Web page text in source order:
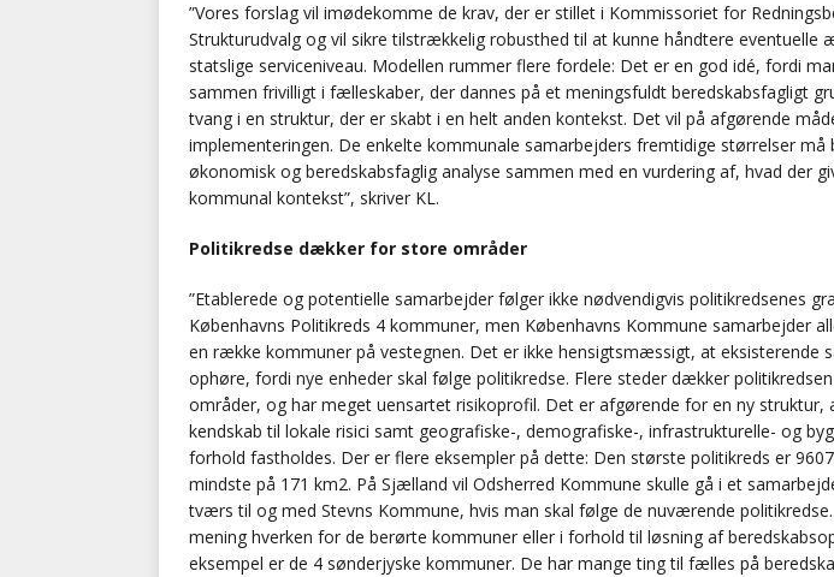
”Vores forslag vil imødekomme de krav, der er stillet i Kommissoriet for
Strukturudvalg og vil sikre tilstrækkelig robusthed til at kunne håndtere eventuelle
statslige serviceniveau. Modellen rummer flere fordele: Det er en god idé, fordi
sammen frivilligt i fælleskaber, der dannes på et meningsfuldt beredskabsfagligt
tvang i en struktur, der er skabt i en helt anden kontekst. Det vil på afgørende
implementeringen. De enkelte kommunale samarbejders fremtidige størrelser må
økonomisk og beredskabsfaglig analyse sammen med en vurdering af, hvad der
kommunal kontekst”, skriver KL.
Politikredse dækker for store områder
”Etablerede og potentielle samarbejder følger ikke nødvendigvis politikredsenes
Københavns Politikreds 4 kommuner, men Københavns Kommune samarbejder
en række kommuner på vestegnen. Det er ikke hensigtsmæssigt, at eksisterende
ophøre, fordi nye enheder skal følge politikredse. Flere steder dækker
områder, og har meget uensartet risikoprofil. Det er afgørende for en ny
kendskab til lokale risici samt geografiske-, demografiske-, infrastrukturelle- og
forhold fastholdes. Der er flere eksempler på dette: Den største politikreds er
mindste på 171 km2. På Sjælland vil Odsherred Kommune skulle gå i et
tværs til og med Stevns Kommune, hvis man skal følge de nuværende
mening hverken for de berørte kommuner eller i forhold til løsning af
eksempel er de 4 sønderjyske kommuner. De har mange ting til fælles på